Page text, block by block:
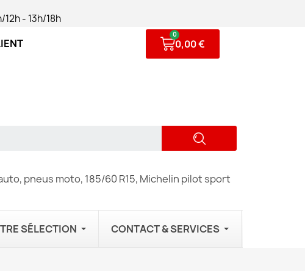
12h - 13h/18h
0,00 €
pneus moto, 185/60 R15, Michelin pilot sport
SÉLECTION CONTACT & SERVICES